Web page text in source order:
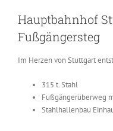
Hauptbahnhof
Fußgängersteg
Im Herzen von Stuttgart
315 t. Stahl
Fußgängerüberweg
Stahlhallenbau